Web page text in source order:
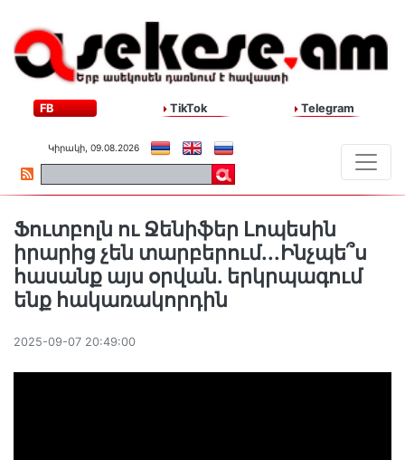
FB TikTok Telegram
Կիրակի, 09.08.2026
Ֆուտբոլն ու Ջենիֆեր Լոպեսին
իրարից չեն տարբերում․․․Ինչպե՞ս
հասանք այս օրվան. երկրպագում
ենք հակառակորդին
2025-09-07 20:49:00